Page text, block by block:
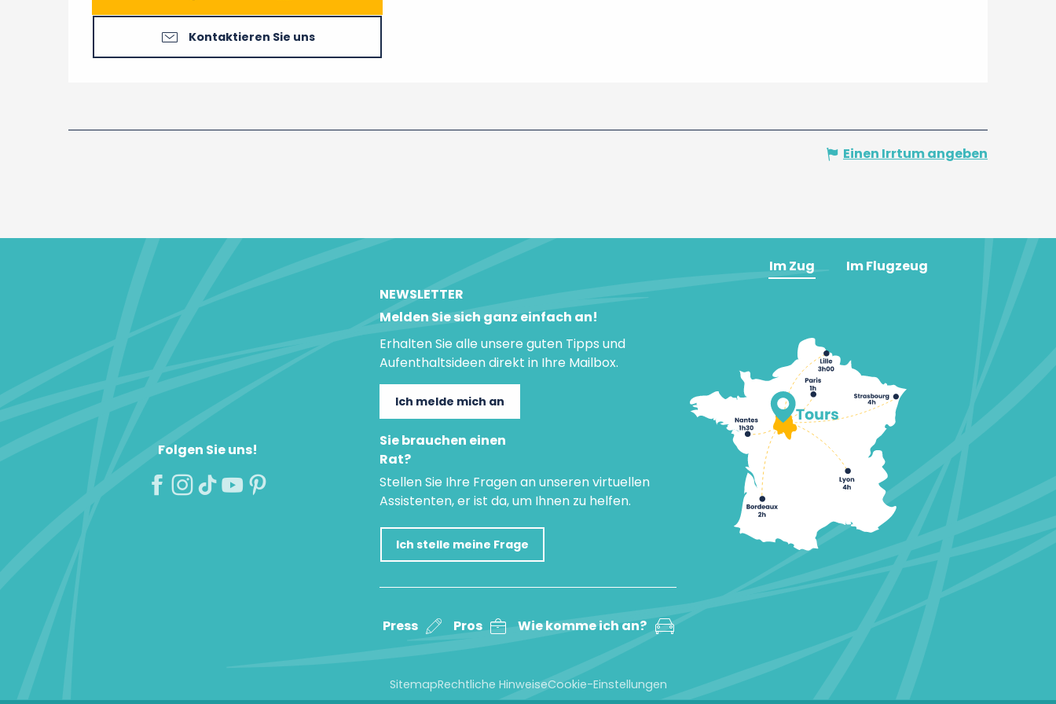
Kontaktieren Sie uns
Einen Irrtum angeben
Folgen Sie uns!
NEWSLETTER
Melden Sie sich ganz einfach an!
Erhalten Sie alle unsere guten Tipps und
Aufenthaltsideen direkt in Ihre Mailbox.
Ich melde mich an
Sie brauchen einen
Rat?
Stellen Sie Ihre Fragen an unseren virtuellen
Assistenten, er ist da, um Ihnen zu helfen.
Ich stelle meine Frage
Press Pros Wie komme ich an?
Im Zug Im Flugzeug
SitemapRechtliche HinweiseCookie-Einstellungen